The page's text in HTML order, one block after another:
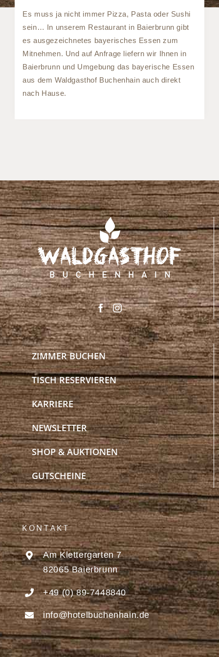
Es muss ja nicht immer Pizza, Pasta oder Sushi
sein… In unserem Restaurant in Baierbrunn gibt
es ausgezeichnetes bayerisches Essen zum
Mitnehmen. Und auf Anfrage liefern wir Ihnen in
Baierbrunn und Umgebung das bayerische Essen
aus dem Waldgasthof Buchenhain auch direkt
nach Hause.
ZIMMER BUCHEN
TISCH RESERVIEREN
KARRIERE
NEWSLETTER
SHOP & AUKTIONEN
GUTSCHEINE
KONTAKT
Am Klettergarten 7
82065 Baierbrunn
+49 (0) 89-7448840
info@hotelbuchenhain.de